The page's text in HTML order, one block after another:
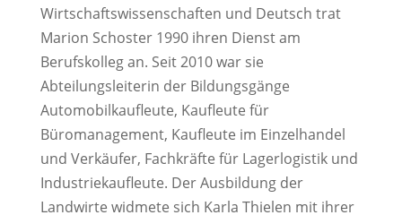
Wirtschaftswissenschaften und Deutsch trat
Marion Schoster 1990 ihren Dienst am
Berufskolleg an. Seit 2010 war sie
Abteilungsleiterin der Bildungsgänge
Automobilkaufleute, Kaufleute für
Büromanagement, Kaufleute im Einzelhandel
und Verkäufer, Fachkräfte für Lagerlogistik und
Industriekaufleute. Der Ausbildung der
Landwirte widmete sich Karla Thielen mit ihrer